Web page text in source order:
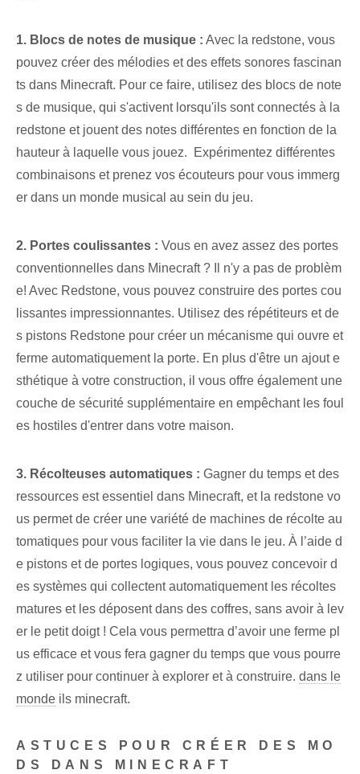
1. Blocs de notes de musique : Avec la redstone, vous
pouvez créer des mélodies et des effets sonores fascinan
ts dans Minecraft. Pour ce faire, utilisez des blocs de note
s de musique, qui s'activent lorsqu'ils sont connectés à la
redstone et jouent des notes différentes en fonction de la
hauteur à laquelle vous jouez. ‌ Expérimentez différentes
combinaisons et prenez vos écouteurs pour vous immerg
er dans un monde musical⁣ au sein du jeu.
2.⁣ Portes coulissantes : Vous en avez assez des portes
conventionnelles dans Minecraft ? Il n'y a pas de problèm
e! Avec Redstone, vous pouvez construire des portes cou
lissantes impressionnantes⁢. ⁢Utilisez des répétiteurs et de
s pistons Redstone pour créer un mécanisme qui ouvre et
ferme automatiquement la porte. En plus d'être un ajout e
sthétique à votre construction, il vous offre également une
couche de sécurité supplémentaire en empêchant les foul
es hostiles d'entrer dans votre maison.
3. Récolteuses automatiques : Gagner du temps et des
ressources est essentiel dans Minecraft, et la redstone vo
us permet de créer une variété de machines de récolte au
tomatiques pour vous faciliter la vie dans le jeu. À l’aide d
e pistons et de portes logiques, vous pouvez concevoir d
es systèmes qui collectent automatiquement les récoltes
matures et les déposent dans des coffres, sans avoir à lev
er le petit doigt ! Cela vous permettra d’avoir une ferme pl
us efficace et vous fera gagner du temps que vous pourre
z utiliser pour continuer à explorer et à construire. dans le
monde ils minecraft.
ASTUCES POUR CRÉER DES MO
DS DANS MINECRAFT